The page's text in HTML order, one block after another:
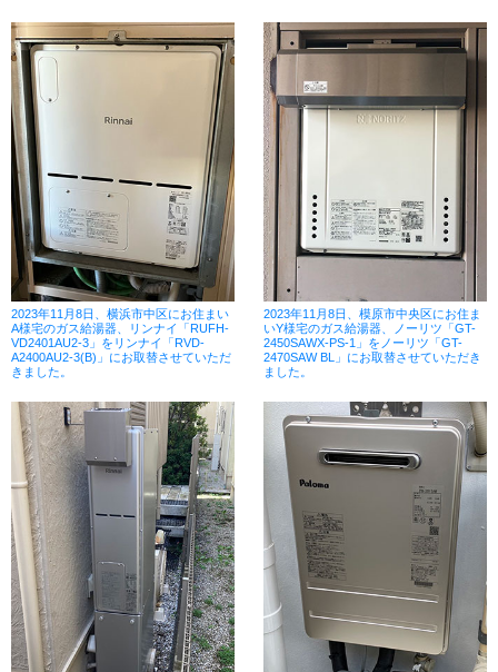
2023年11月8日、横浜市中区にお住まい
A様宅のガス給湯器、リンナイ「RUFH-
VD2401AU2-3」をリンナイ「RVD-
A2400AU2-3(B)」にお取替させていただ
きました。
2023年11月8日、模原市中央区にお住ま
いY様宅のガス給湯器、ノーリツ「GT-
2450SAWX-PS-1」をノーリツ「GT-
2470SAW BL」にお取替させていただき
ました。